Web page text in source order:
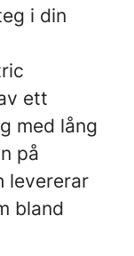
i din
ett
med lång
på
levererar
bland